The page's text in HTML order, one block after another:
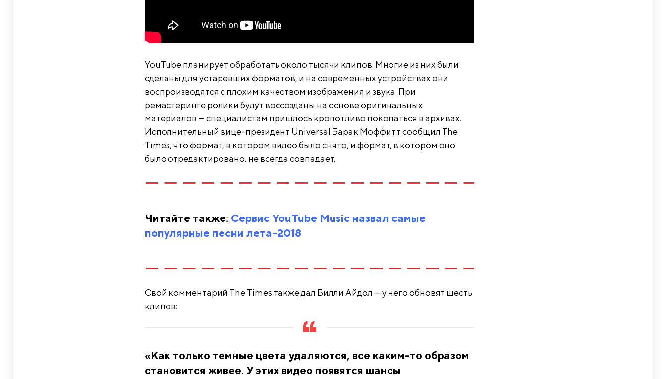
YouTube планирует обработать около тысячи клипов. Многие из них были
сделаны для устаревших форматов, и на современных устройствах они
воспроизводятся с плохим качеством изображения и звука. При
ремастеринге ролики будут воссозданы на основе оригинальных
материалов — специалистам пришлось кропотливо покопаться в архивах.
Исполнительный вице-президент Universal Барак Моффитт сообщил The
Times, что формат, в котором видео было снято, и формат, в котором оно
было отредактировано, не всегда совпадает.
Читайте также: Сервис YouTube Music назвал самые
популярные песни лета-2018
Свой комментарий The Times также дал Билли Айдол — у него обновят шесть
клипов:
«Как только темные цвета удаляются, все каким-то образом
становится живее. У этих видео появятся шансы